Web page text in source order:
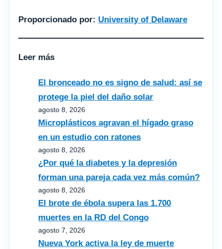
Proporcionado por: University of Delaware
Leer más
El bronceado no es signo de salud: así se
protege la piel del daño solar
agosto 8, 2026
Microplásticos agravan el hígado graso
en un estudio con ratones
agosto 8, 2026
¿Por qué la diabetes y la depresión
forman una pareja cada vez más común?
agosto 8, 2026
El brote de ébola supera las 1.700
muertes en la RD del Congo
agosto 7, 2026
Nueva York activa la ley de muerte